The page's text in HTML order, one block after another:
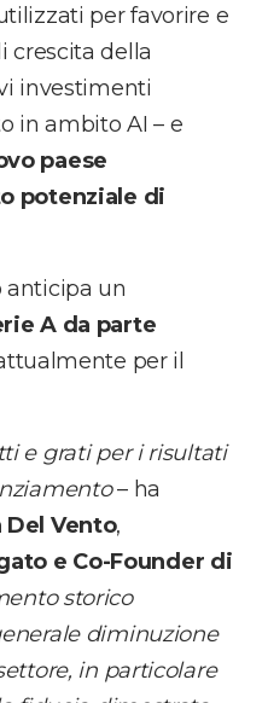
per favorire e
crescita della
investimenti
in ambito AI – e
paese
potenziale di
anticipa un
A da parte
per il
e grati per i risultati
– ha
Del Vento,
e Co-Founder di
storico
diminuzione
in particolare